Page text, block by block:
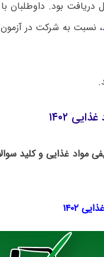
قابل دریافت بود. داوطلبان
، نسبت به شرکت در آزمون
۱۴۰۲
مواد غذایی و کلید
۱۴۰۲